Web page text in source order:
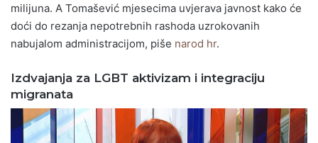
milijuna. A Tomašević mjesecima uvjerava javnost kako će
doći do rezanja nepotrebnih rashoda uzrokovanih
nabujalom administracijom, piše narod hr.
Izdvajanja za LGBT aktivizam i integraciju
migranata